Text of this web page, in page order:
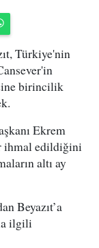
Türkiye'nin
birincilik
Ekrem
ihmal edildiğini
altı ay
Beyazıt’a
ilgili